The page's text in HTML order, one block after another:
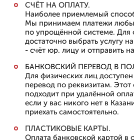
СЧЁТ НА ОПЛАТУ.
Наиболее приемлемый
Мы принимаем платежи
по упрощённой системе. Для
достаточно выбрать услугу
- счёт юр. лицу и отправить
БАНКОВСКИЙ ПЕРЕВОД В
Для физических лиц
перевод по реквизитам. Этот
подходит при удалённой
если у вас никого нет в
приехать самостоятельно.
ПЛАСТИКОВЫЕ КАРТЫ.
Оплата банковской картой в